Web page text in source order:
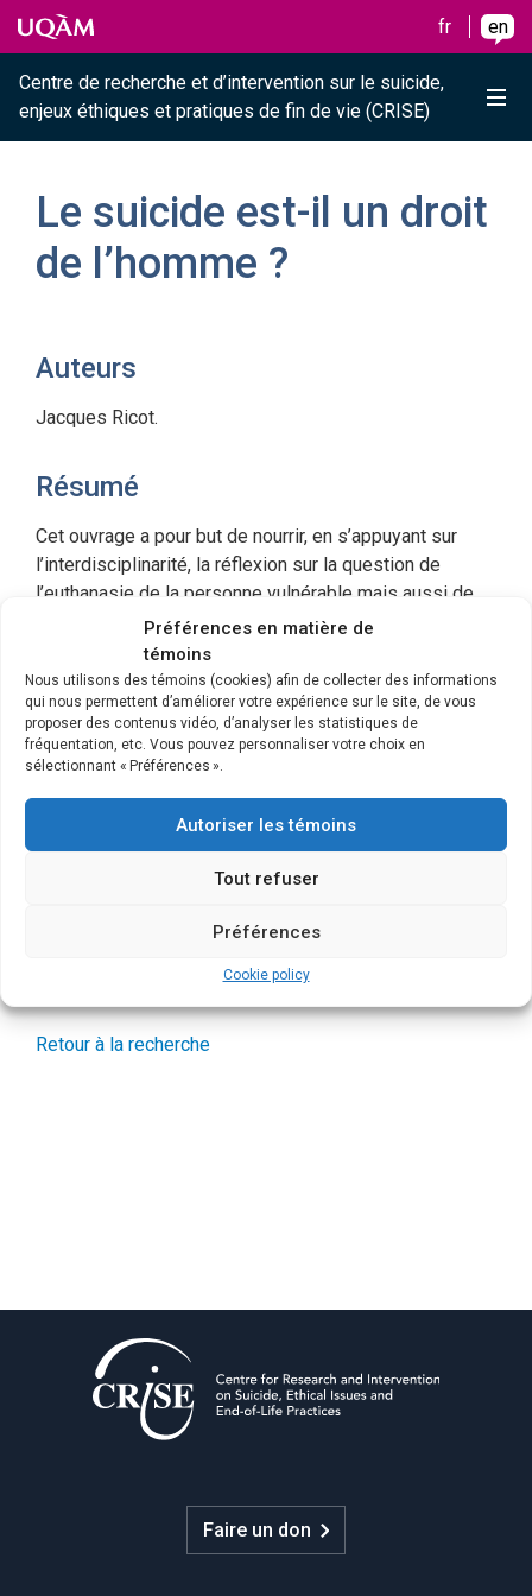
Préférences en matière de
témoins
Nous utilisons des témoins (cookies) afin de collecter des informations
qui nous permettent d’améliorer votre expérience sur le site, de vous
proposer des contenus vidéo, d’analyser les statistiques de
fréquentation, etc. Vous pouvez personnaliser votre choix en
sélectionnant « Préférences ».
Autoriser les témoins
Tout refuser
Préférences
Cookie policy
Raccourci vers le contenu
Raccourci vers le menu principal
Raccourci vers la recherche
Skip to main content
Skip to main menu
Skip to search
fr en
Centre de recherche et d’intervention sur le suicide,
enjeux éthiques et pratiques de fin de vie (CRISE)
Le suicide est-il un droit
de l’homme ?
Auteurs
Jacques Ricot.
Résumé
Cet ouvrage a pour but de nourrir, en s’appuyant sur
l’interdisciplinarité, la réflexion sur la question de
l’euthanasie de la personne vulnérable mais aussi de
celle qui n’est plus, ou pas, en mesure d’exprimer sa
volonté de manière explicite. La vie d’une personne
devenue dramatiquement vulnérable – comme celle
d’un malade atteint d’Alzheimer, d’un nouveau-né ou
d’une personne gravement handicapée – vaut-elle
encore la peine d’être vécue ? Si cette personne est
capable de demander à être euthanasiée, peut-on, aux
deux plans, éthique et sociétal, accéder à sa requête et
la tuer ? Par ailleurs, comment se comporter avec
celles qui ne sont pas, ou plus, capables de formuler
sociologue, médecins, infirmière, théologien, apportent
leur contribution à cette réflexion sociétale.
Retour à la recherche
Faire un don